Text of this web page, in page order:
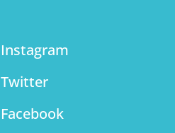
Instagram
Twitter
Facebook